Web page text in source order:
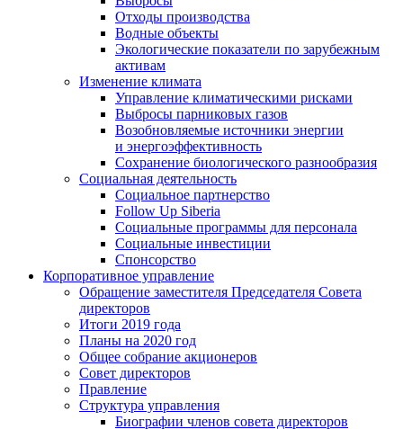
Отходы производства
Водные объекты
Экологические показатели по зарубежным
активам
Изменение климата
Управление климатическими рисками
Выбросы парниковых газов
Возобновляемые источники энергии
и энергоэффективность
Сохранение биологического разнообразия
Социальная деятельность
Социальное партнерство
Follow Up Siberia
Социальные программы для персонала
Социальные инвестиции
Спонсорство
Корпоративное управление
Обращение заместителя Председателя Совета
директоров
Итоги 2019 года
Планы на 2020 год
Общее собрание акционеров
Совет директоров
Правление
Структура управления
Биографии членов совета директоров